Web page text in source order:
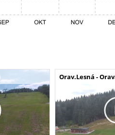
Orav.Lesná -